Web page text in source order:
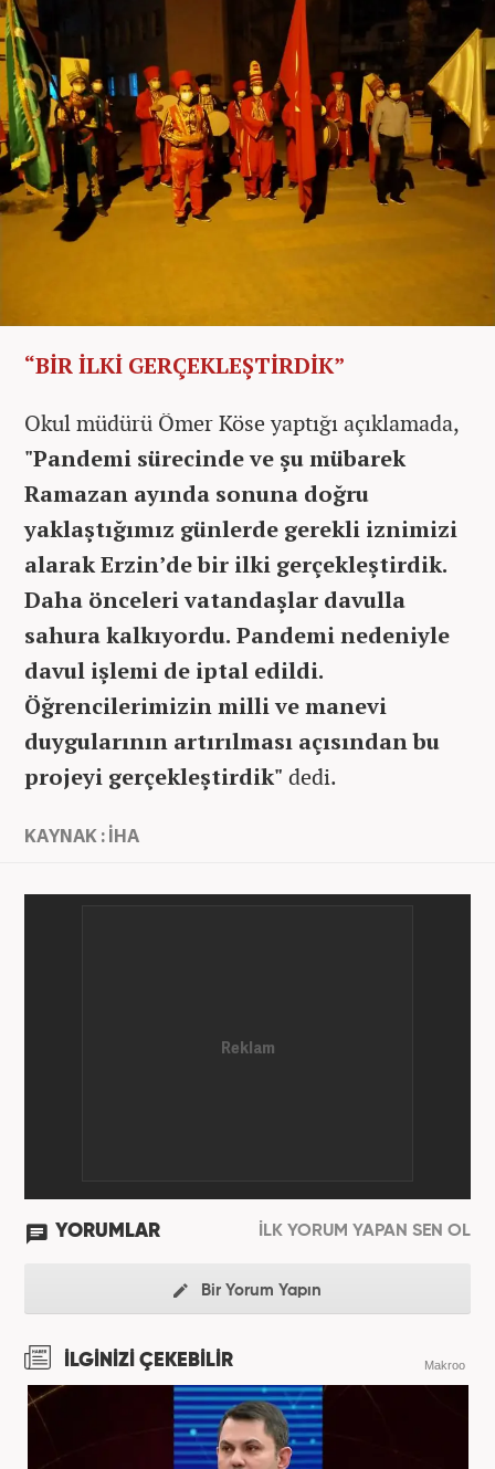
“BİR İLKİ GERÇEKLEŞTİRDİK”
Okul müdürü Ömer Köse yaptığı açıklamada,
"Pandemi sürecinde ve şu mübarek
Ramazan ayında sonuna doğru
yaklaştığımız günlerde gerekli iznimizi
alarak Erzin’de bir ilki gerçekleştirdik.
Daha önceleri vatandaşlar davulla
sahura kalkıyordu. Pandemi nedeniyle
davul işlemi de iptal edildi.
Öğrencilerimizin milli ve manevi
duygularının artırılması açısından bu
projeyi gerçekleştirdik" dedi.
KAYNAK : İHA
YORUMLAR İLK YORUM YAPAN SEN OL
Bir Yorum Yapın
İLGİNİZİ ÇEKEBİLİR Makroo